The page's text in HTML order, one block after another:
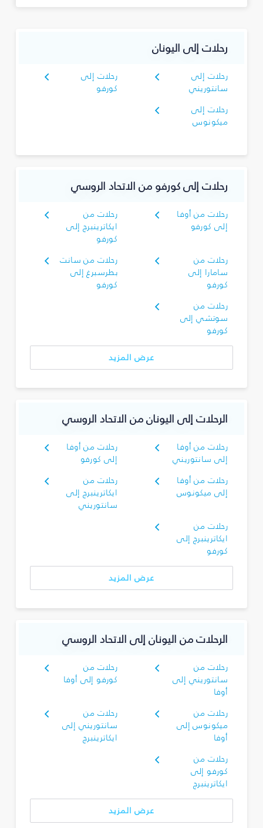
رحلات إلى اليونان
رحلات إلى
سانتوريني
رحلات إلى
كورفو
رحلات إلى
ميكونوس
رحلات إلى كورفو من الاتحاد الروسي
رحلات من أوفا
إلى كورفو
رحلات من
ايكاترينبرج إلى
كورفو
رحلات من
سامارا إلى
كورفو
رحلات من سانت
بطرسبرغ إلى
كورفو
رحلات من
سوتشي إلى
كورفو
عرض المزيد
الرحلات إلى اليونان من الاتحاد الروسي
رحلات من أوفا
إلى سانتوريني
رحلات من أوفا
إلى كورفو
رحلات من أوفا
إلى ميكونوس
رحلات من
ايكاترينبرج إلى
سانتوريني
رحلات من
ايكاترينبرج إلى
كورفو
عرض المزيد
الرحلات من اليونان إلى الاتحاد الروسي
رحلات من
سانتوريني إلى
أوفا
رحلات من
كورفو إلى أوفا
رحلات من
ميكونوس إلى
أوفا
رحلات من
سانتوريني إلى
ايكاترينبرج
رحلات من
كورفو إلى
ايكاترينبرج
عرض المزيد